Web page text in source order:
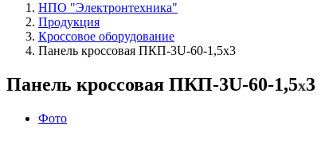
НПО "Электронтехника"
Продукция
Кроссовое оборудование
Панель кроссовая ПКП‑3U‑60‑1,5x3
Панель кроссовая ПКП-3U-60-1,5x3
Фото